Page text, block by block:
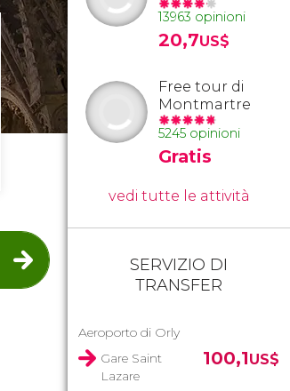
13963 opinioni
20,7US$
Free tour di
Montmartre
5245 opinioni
Gratis
vedi tutte le attività
SERVIZIO DI
TRANSFER
Aeroporto di Orly
Gare Saint
Lazare
100,1US$